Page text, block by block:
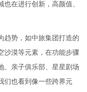
在进行创新，高颜值、
趋势，如中旅集团打造的
沙漠等元素，在功能步骤
、亲子俱乐部、星星剧场
们也看到像一些跨界元